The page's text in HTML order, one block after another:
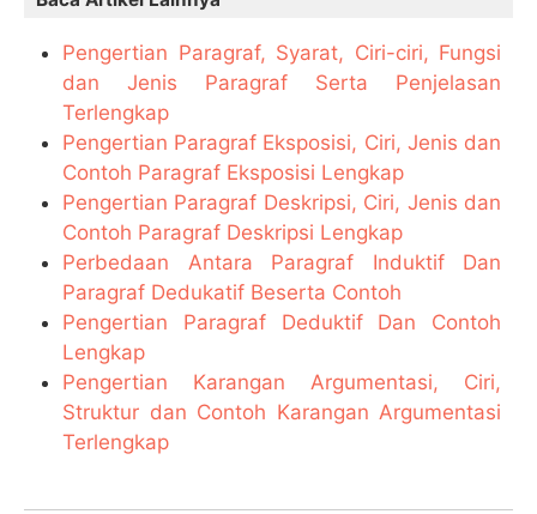
Pengertian Paragraf, Syarat, Ciri-ciri, Fungsi
dan Jenis Paragraf Serta Penjelasan
Terlengkap
Pengertian Paragraf Eksposisi, Ciri, Jenis dan
Contoh Paragraf Eksposisi Lengkap
Pengertian Paragraf Deskripsi, Ciri, Jenis dan
Contoh Paragraf Deskripsi Lengkap
Perbedaan Antara Paragraf Induktif Dan
Paragraf Dedukatif Beserta Contoh
Pengertian Paragraf Deduktif Dan Contoh
Lengkap
Pengertian Karangan Argumentasi, Ciri,
Struktur dan Contoh Karangan Argumentasi
Terlengkap